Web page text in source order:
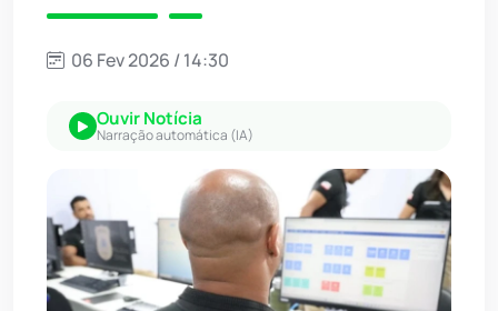
06 Fev 2026 / 14:30
Ouvir Notícia
Narração automática (IA)